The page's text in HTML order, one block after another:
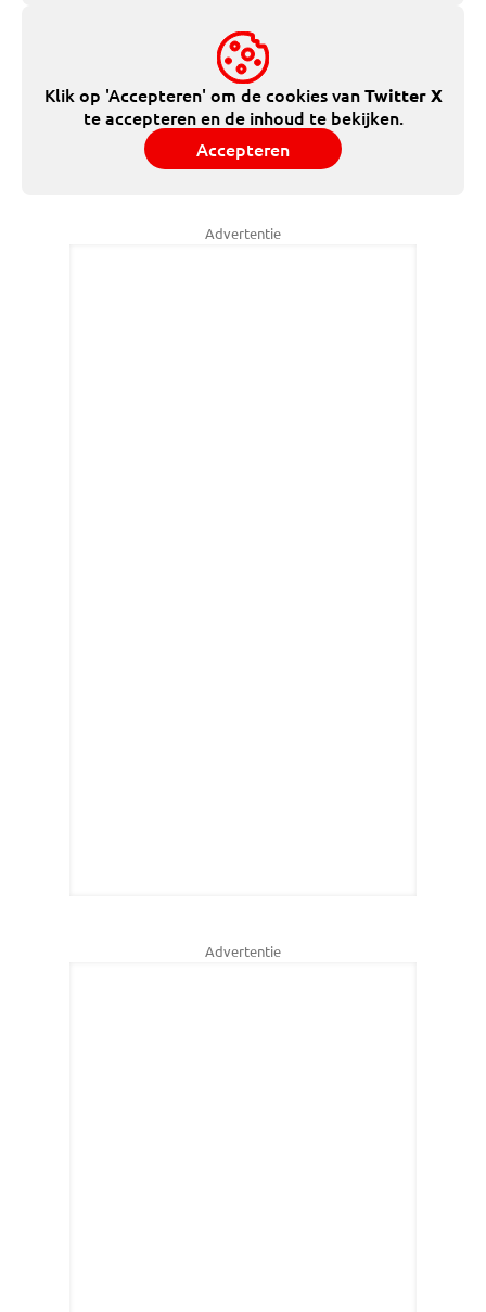
Klik op 'Accepteren' om de cookies vanTwitter X
te accepteren en de inhoud te bekijken.
Accepteren
Advertentie
Advertentie